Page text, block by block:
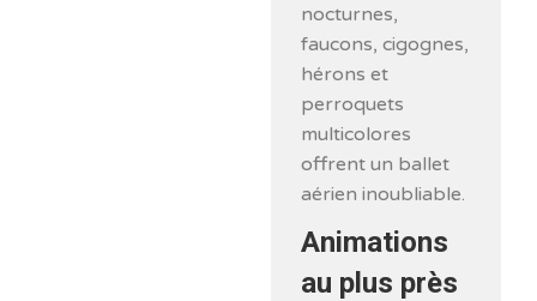
nocturnes,
faucons, cigognes,
hérons et
perroquets
multicolores
offrent un ballet
aérien inoubliable.
Animations
au plus près